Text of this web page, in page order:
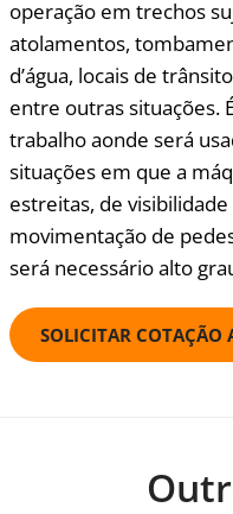
operação em trechos
atolamentos,
d’água, locais de
entre outras situações.
trabalho aonde será
situações em que a
estreitas, de
movimentação de
será necessário alto
SOLICITAR COTAÇÃO